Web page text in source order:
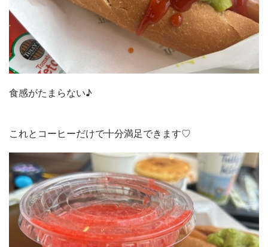
食感がたまらない♪
これとコーヒーだけで十分満足できます♡